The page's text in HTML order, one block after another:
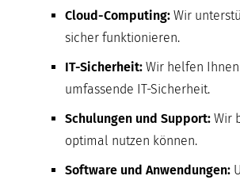
Cloud-Computing: Wir
sicher funktionieren.
IT-Sicherheit: Wir helfen
umfassende IT-Sicherheit.
Schulungen und Support: Wir
optimal nutzen können.
Software und Anwendungen: